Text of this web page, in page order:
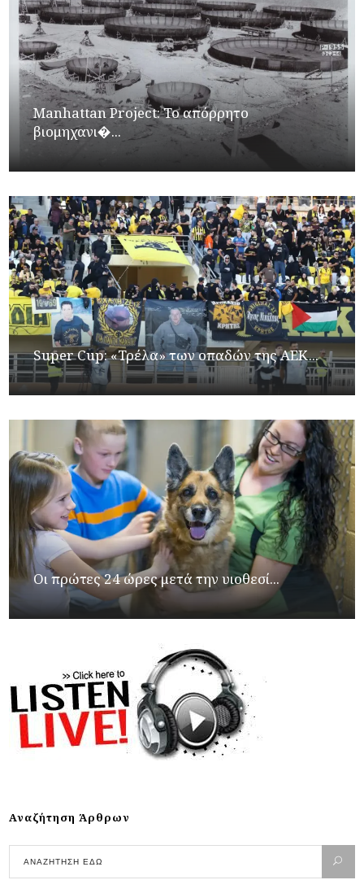
Manhattan Project: Το απόρρητο
βιομηχανι�...
Super Cup: «Τρέλα» των οπαδών της ΑΕΚ...
Οι πρώτες 24 ώρες μετά την υιοθεσί...
Αναζήτηση Άρθρων